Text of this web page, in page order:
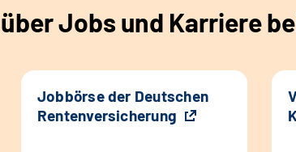
Jobs und Karriere
Jobbörse der Deutschen
Rentenversicherung